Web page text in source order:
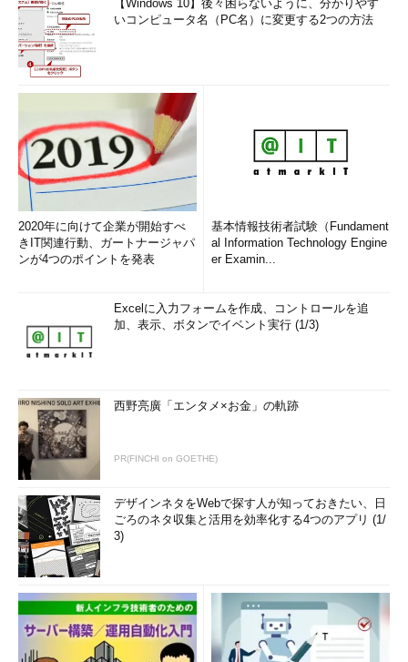
【Windows 10】後々困らないように、分かりやす
いコンピュータ名（PC名）に変更する2つの方法
2020年に向けて企業が開始すべ
きIT関連行動、ガートナージャパ
ンが4つのポイントを発表
基本情報技術者試験（Fundament
al Information Technology Engine
er Examin...
Excelに入力フォームを作成、コントロールを追
加、表示、ボタンでイベント実行 (1/3)
西野亮廣「エンタメ×お金」の軌跡
PR(FINCHI on GOETHE)
デザインネタをWebで探す人が知っておきたい、日
ごろのネタ収集と活用を効率化する4つのアプリ (1/
3)